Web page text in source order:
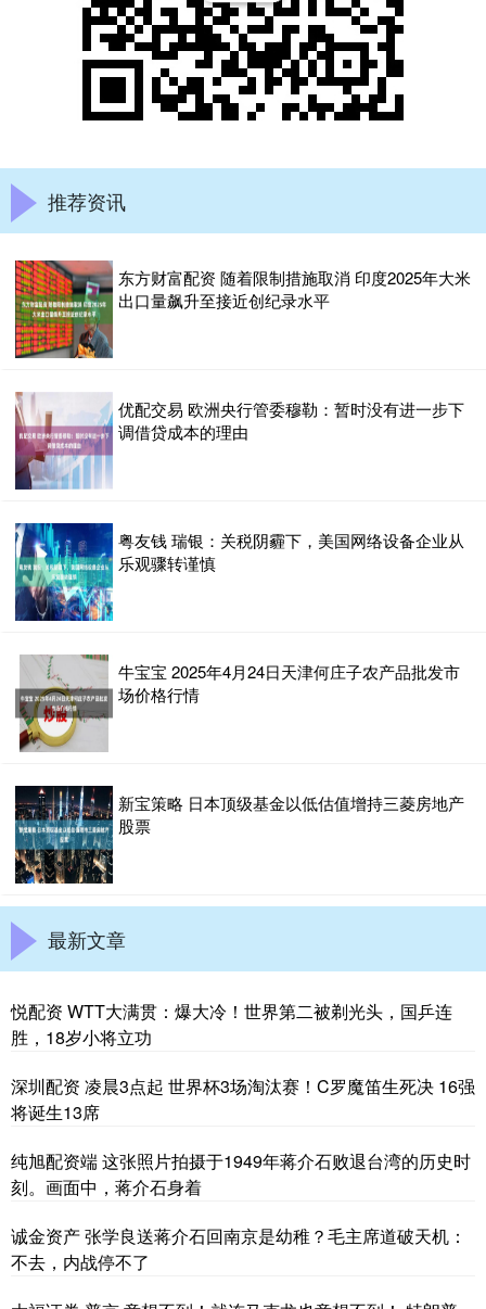
推荐资讯
东方财富配资 随着限制措施取消 印度2025年大米
出口量飙升至接近创纪录水平
优配交易 欧洲央行管委穆勒：暂时没有进一步下
调借贷成本的理由
粤友钱 瑞银：关税阴霾下，美国网络设备企业从
乐观骤转谨慎
牛宝宝 2025年4月24日天津何庄子农产品批发市
场价格行情
新宝策略 日本顶级基金以低估值增持三菱房地产
股票
最新文章
悦配资 WTT大满贯：爆大冷！世界第二被剃光头，国乒连
胜，18岁小将立功
深圳配资 凌晨3点起 世界杯3场淘汰赛！C罗魔笛生死决 16强
将诞生13席
纯旭配资端 这张照片拍摄于1949年蒋介石败退台湾的历史时
刻。画面中，蒋介石身着
诚金资产 张学良送蒋介石回南京是幼稚？毛主席道破天机：
不去，内战停不了